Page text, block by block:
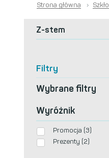
Strona główna › Szkło
Z-stem
Filtry
Wybrane filtry
Wyróżnik
Promocja (3)
Prezenty (2)